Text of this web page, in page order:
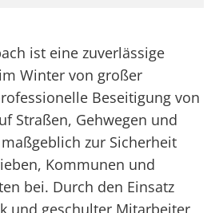
ist eine zuverlässige
Winter von großer
Beseitigung von
Straßen, Gehwegen und
zur Sicherheit
Kommunen und
bei. Durch den Einsatz
und geschulter Mitarbeiter